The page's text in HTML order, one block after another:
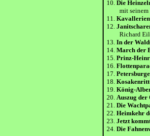
10.Die
mit seinem
11.
12.
Richard
13.In der
14. March
15. Prinz-
16.
17.
18.
19.König-
20.Auszug der
21.Die
22. Heimkehr
23.Jetzt
24.Die